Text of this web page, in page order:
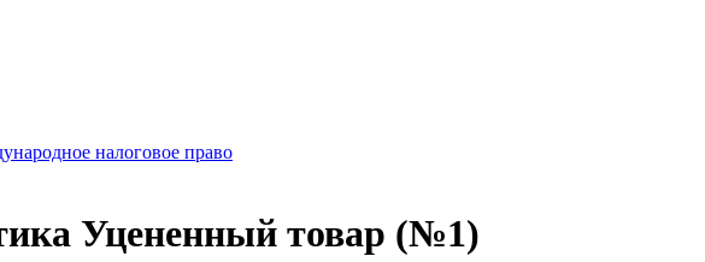
налоговое право
Уцененный товар (№1)